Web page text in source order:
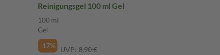
Reinigungsgel 100 ml Gel
100 ml
Gel
-17%
UVP: 8,90 €